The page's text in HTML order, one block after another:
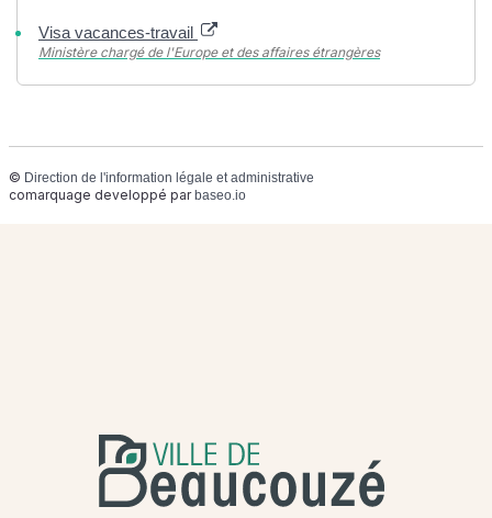
Visa vacances-travail
Ministère chargé de l'Europe et des affaires étrangères
© Direction de l'information légale et administrative
comarquage developpé par baseo.io